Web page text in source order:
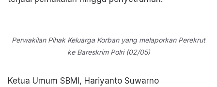
Perwakilan Pihak Keluarga Korban yang melaporkan Perekrut
ke Bareskrim Polri (02/05)
Ketua Umum SBMI, Hariyanto Suwarno